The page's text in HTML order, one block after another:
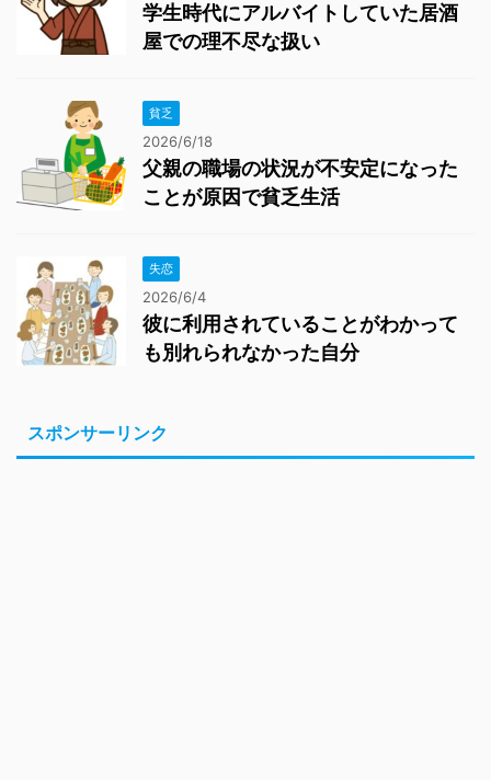
学生時代にアルバイトしていた居酒
屋での理不尽な扱い
貧乏
2026/6/18
父親の職場の状況が不安定になった
ことが原因で貧乏生活
失恋
2026/6/4
彼に利用されていることがわかって
も別れられなかった自分
スポンサーリンク